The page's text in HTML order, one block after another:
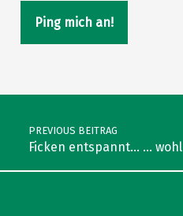
Post navigation
PREVIOUS BEITRAG
Ficken entspannt… … wohl